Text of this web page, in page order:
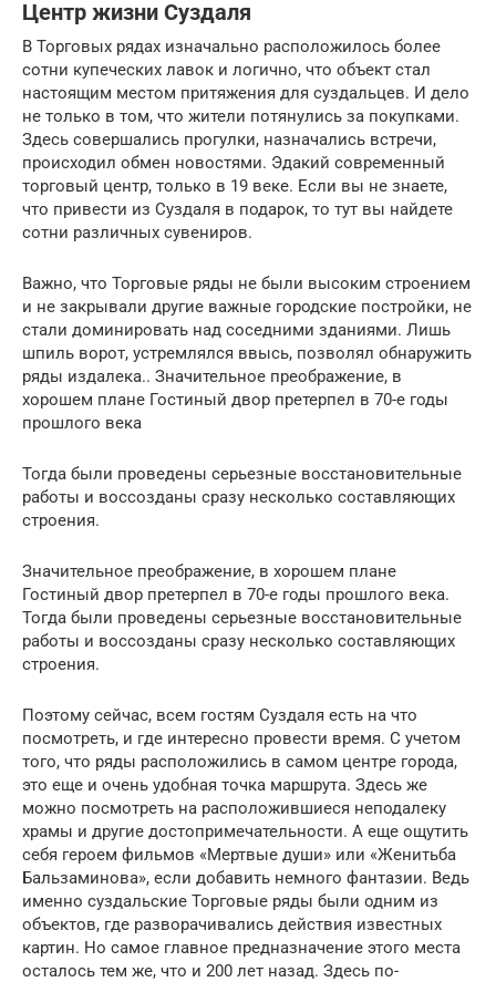
Центр жизни Суздаля
В Торговых рядах изначально расположилось более
сотни купеческих лавок и логично, что объект стал
настоящим местом притяжения для суздальцев. И дело
не только в том, что жители потянулись за покупками.
Здесь совершались прогулки, назначались встречи,
происходил обмен новостями. Эдакий современный
торговый центр, только в 19 веке. Если вы не знаете,
что привести из Суздаля в подарок, то тут вы найдете
сотни различных сувениров.
Важно, что Торговые ряды не были высоким строением
и не закрывали другие важные городские постройки, не
стали доминировать над соседними зданиями. Лишь
шпиль ворот, устремлялся ввысь, позволял обнаружить
ряды издалека.. Значительное преображение, в
хорошем плане Гостиный двор претерпел в 70-е годы
прошлого века
Тогда были проведены серьезные восстановительные
работы и воссозданы сразу несколько составляющих
строения.
Значительное преображение, в хорошем плане
Гостиный двор претерпел в 70-е годы прошлого века.
Тогда были проведены серьезные восстановительные
работы и воссозданы сразу несколько составляющих
строения.
Поэтому сейчас, всем гостям Суздаля есть на что
посмотреть, и где интересно провести время. С учетом
того, что ряды расположились в самом центре города,
это еще и очень удобная точка маршрута. Здесь же
можно посмотреть на расположившиеся неподалеку
храмы и другие достопримечательности. А еще ощутить
себя героем фильмов «Мертвые души» или «Женитьба
Бальзаминова», если добавить немного фантазии. Ведь
именно суздальские Торговые ряды были одним из
объектов, где разворачивались действия известных
картин. Но самое главное предназначение этого места
осталось тем же, что и 200 лет назад. Здесь по-